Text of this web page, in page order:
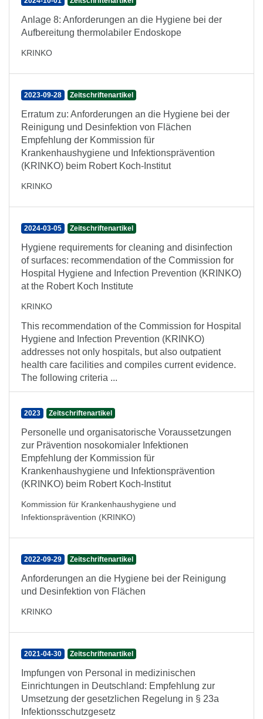
Anlage 8: Anforderungen an die Hygiene bei der
Aufbereitung thermolabiler Endoskope
KRINKO
2023-09-28 Zeitschriftenartikel
Erratum zu: Anforderungen an die Hygiene bei der
Reinigung und Desinfektion von Flächen
Empfehlung der Kommission für
Krankenhaushygiene und Infektionsprävention
(KRINKO) beim Robert Koch-Institut
KRINKO
2024-03-05 Zeitschriftenartikel
Hygiene requirements for cleaning and disinfection
of surfaces: recommendation of the Commission for
Hospital Hygiene and Infection Prevention (KRINKO)
at the Robert Koch Institute
KRINKO
This recommendation of the Commission for Hospital
Hygiene and Infection Prevention (KRINKO)
addresses not only hospitals, but also outpatient
health care facilities and compiles current evidence.
The following criteria ...
2023 Zeitschriftenartikel
Personelle und organisatorische Voraussetzungen
zur Prävention nosokomialer Infektionen
Empfehlung der Kommission für
Krankenhaushygiene und Infektionsprävention
(KRINKO) beim Robert Koch-Institut
Kommission für Krankenhaushygiene und
Infektionsprävention (KRINKO)
2022-09-29 Zeitschriftenartikel
Anforderungen an die Hygiene bei der Reinigung
und Desinfektion von Flächen
KRINKO
2021-04-30 Zeitschriftenartikel
Impfungen von Personal in medizinischen
Einrichtungen in Deutschland: Empfehlung zur
Umsetzung der gesetzlichen Regelung in § 23a
Infektionsschutzgesetz